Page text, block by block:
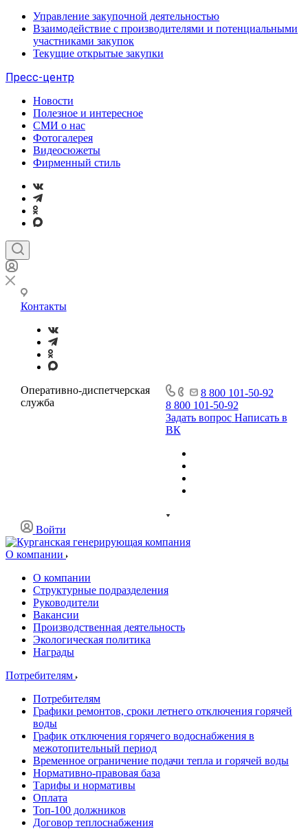
Управление закупочной деятельностью
Взаимодействие с производителями и потенциальными
участниками закупок
Текущие открытые закупки
Пресс-центр
Новости
Полезное и интересное
СМИ о нас
Фотогалерея
Видеосюжеты
Фирменный стиль
Контакты
Оперативно-диспетчерская
служба
8 800 101-50-92
8 800 101-50-92
Задать вопрос Написать в
ВК
Войти
О компании
О компании
Структурные подразделения
Руководители
Вакансии
Производственная деятельность
Экологическая политика
Награды
Потребителям
Потребителям
Графики ремонтов, сроки летнего отключения горячей
воды
График отключения горячего водоснабжения в
межотопительный период
Временное ограничение подачи тепла и горячей воды
Нормативно-правовая база
Тарифы и нормативы
Оплата
Топ-100 должников
Договор теплоснабжения